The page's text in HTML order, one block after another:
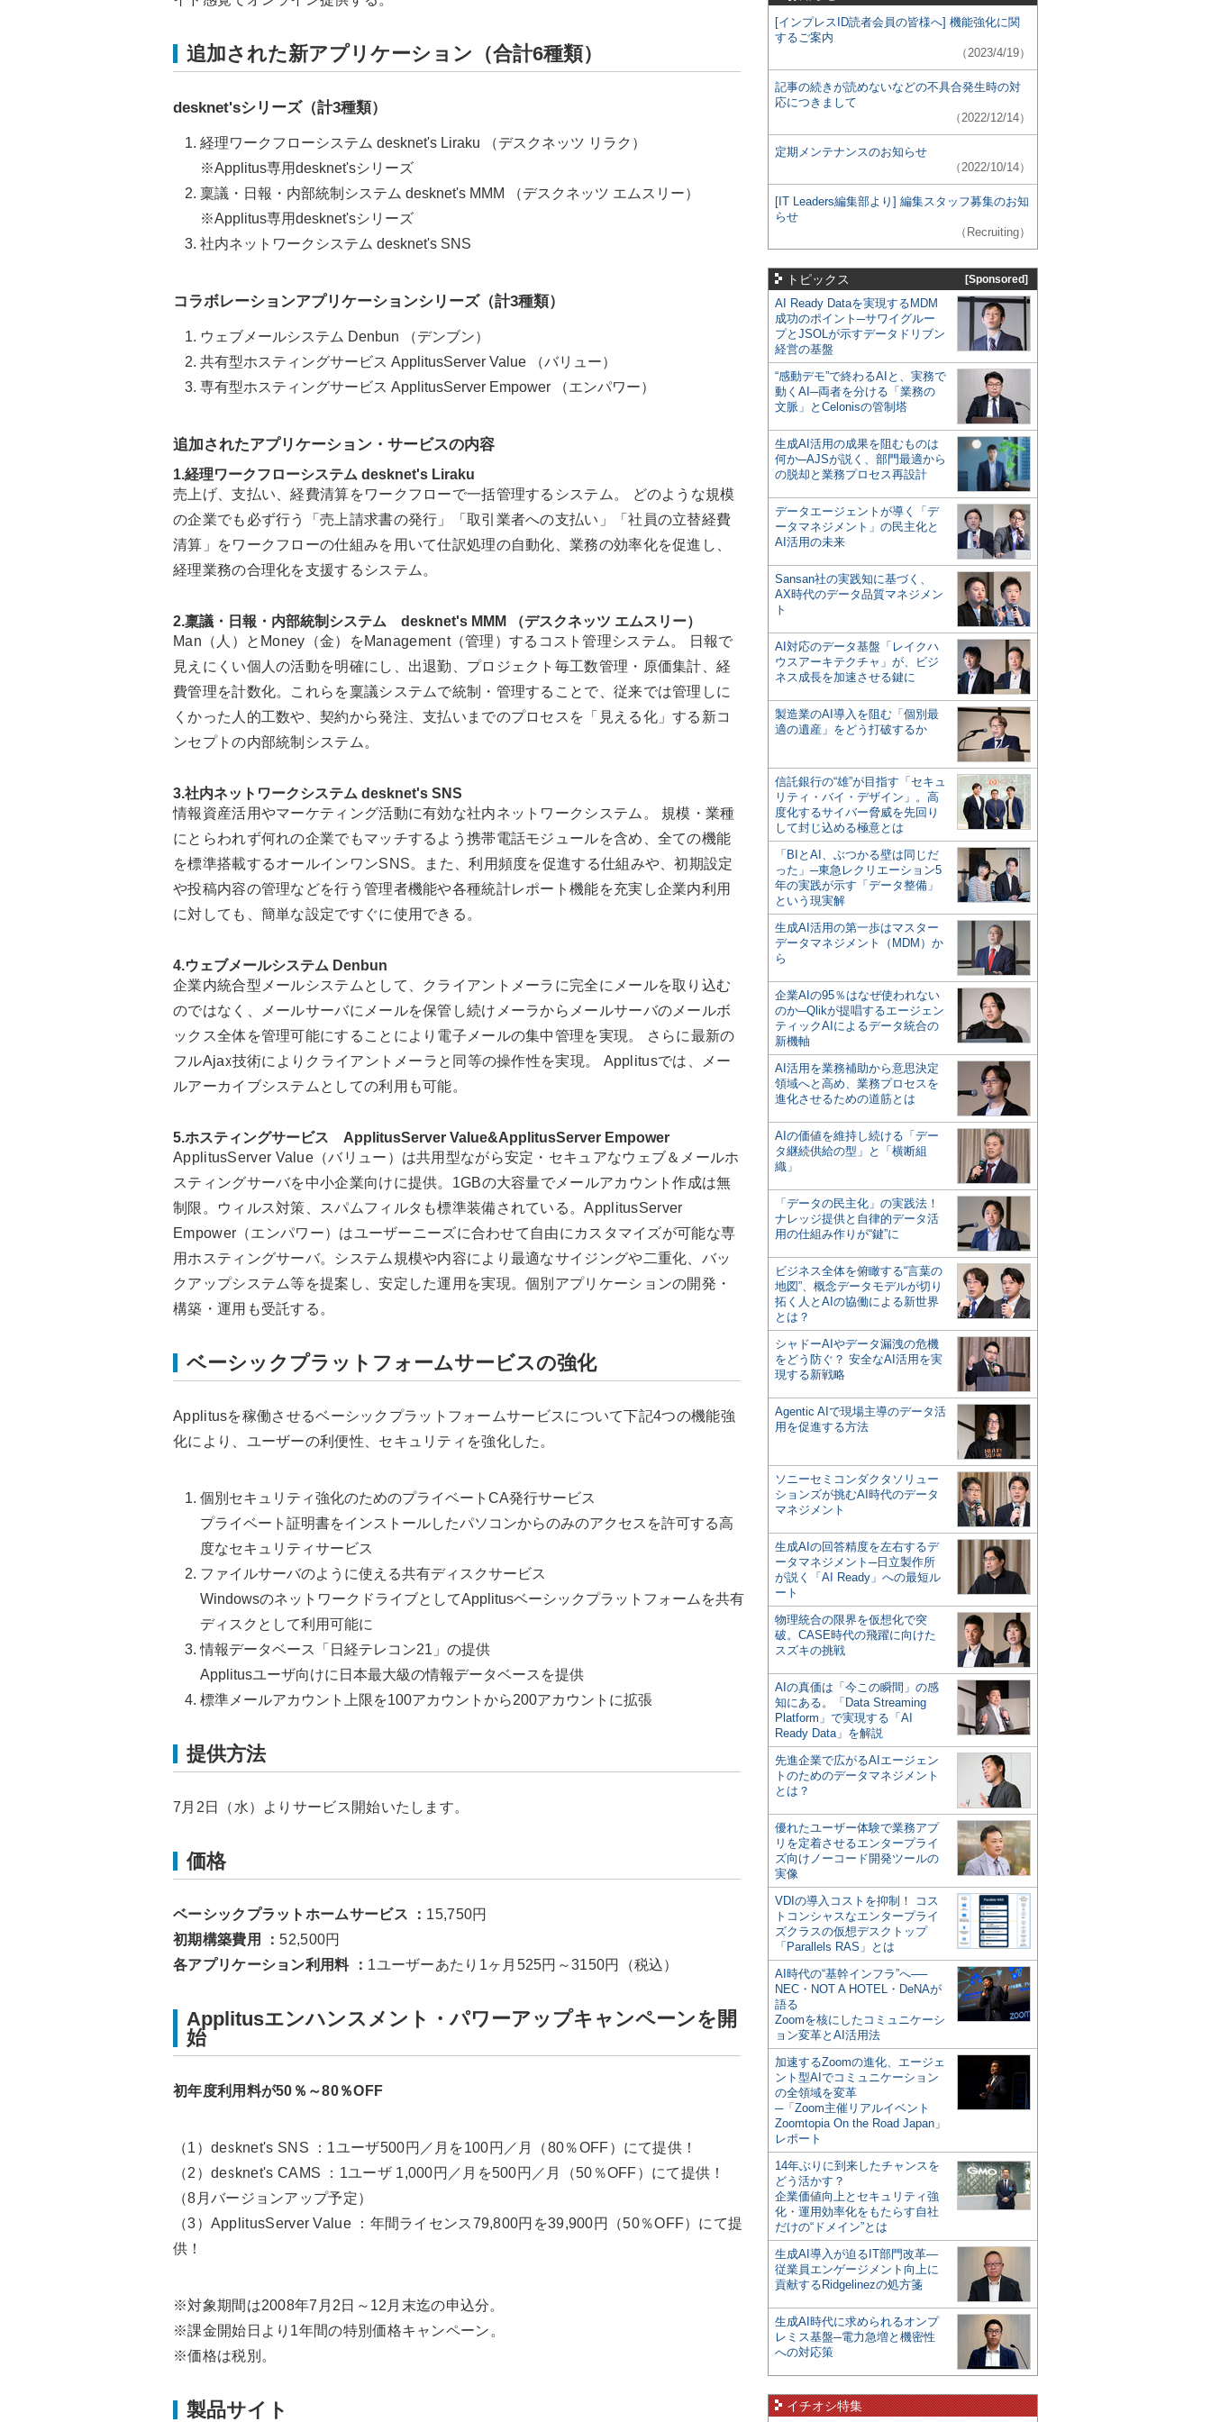
追加された新アプリケーション（合計6種類）
desknet'sシリーズ（計3種類）
経理ワークフローシステム desknet's Liraku （デスクネッツ リラク）
※Applitus専用desknet'sシリーズ
稟議・日報・内部統制システム desknet's MMM （デスクネッツ エムスリー）
※Applitus専用desknet'sシリーズ
社内ネットワークシステム desknet's SNS
コラボレーションアプリケーションシリーズ（計3種類）
ウェブメールシステム Denbun （デンブン）
共有型ホスティングサービス ApplitusServer Value （バリュー）
専有型ホスティングサービス ApplitusServer Empower （エンパワー）
追加されたアプリケーション・サービスの内容
1.経理ワークフローシステム desknet's Liraku
売上げ、支払い、経費清算をワークフローで一括管理するシステム。 どのような規模
の企業でも必ず行う「売上請求書の発行」「取引業者への支払い」「社員の立替経費
清算」をワークフローの仕組みを用いて仕訳処理の自動化、業務の効率化を促進し、
経理業務の合理化を支援するシステム。
2.稟議・日報・内部統制システム desknet's MMM （デスクネッツ エムスリー）
Man（人）とMoney（金）をManagement（管理）するコスト管理システム。 日報で
見えにくい個人の活動を明確にし、出退勤、プロジェクト毎工数管理・原価集計、経
費管理を計数化。これらを稟議システムで統制・管理することで、従来では管理しに
くかった人的工数や、契約から発注、支払いまでのプロセスを「見える化」する新コ
ンセプトの内部統制システム。
3.社内ネットワークシステム desknet's SNS
情報資産活用やマーケティング活動に有効な社内ネットワークシステム。 規模・業種
にとらわれず何れの企業でもマッチするよう携帯電話モジュールを含め、全ての機能
を標準搭載するオールインワンSNS。また、利用頻度を促進する仕組みや、初期設定
や投稿内容の管理などを行う管理者機能や各種統計レポート機能を充実し企業内利用
に対しても、簡単な設定ですぐに使用できる。
4.ウェブメールシステム Denbun
企業内統合型メールシステムとして、クライアントメーラに完全にメールを取り込む
のではなく、メールサーバにメールを保管し続けメーラからメールサーバのメールボ
ックス全体を管理可能にすることにより電子メールの集中管理を実現。 さらに最新の
フルAjax技術によりクライアントメーラと同等の操作性を実現。 Applitusでは、メー
ルアーカイブシステムとしての利用も可能。
5.ホスティングサービス ApplitusServer Value&ApplitusServer Empower
ApplitusServer Value（バリュー）は共用型ながら安定・セキュアなウェブ＆メールホ
スティングサーバを中小企業向けに提供。1GBの大容量でメールアカウント作成は無
制限。ウィルス対策、スパムフィルタも標準装備されている。ApplitusServer
Empower（エンパワー）はユーザーニーズに合わせて自由にカスタマイズが可能な専
用ホスティングサーバ。システム規模や内容により最適なサイジングや二重化、バッ
クアップシステム等を提案し、安定した運用を実現。個別アプリケーションの開発・
構築・運用も受託する。
ベーシックプラットフォームサービスの強化
Applitusを稼働させるベーシックプラットフォームサービスについて下記4つの機能強
化により、ユーザーの利便性、セキュリティを強化した。
個別セキュリティ強化のためのプライベートCA発行サービス
プライベート証明書をインストールしたパソコンからのみのアクセスを許可する高
度なセキュリティサービス
ファイルサーバのように使える共有ディスクサービス
WindowsのネットワークドライブとしてApplitusベーシックプラットフォームを共有
ディスクとして利用可能に
情報データベース「日経テレコン21」の提供
Applitusユーザ向けに日本最大級の情報データベースを提供
標準メールアカウント上限を100アカウントから200アカウントに拡張
提供方法
7月2日（水）よりサービス開始いたします。
価格
ベーシックプラットホームサービス ： 15,750円
初期構築費用 ：52,500円
各アプリケーション利用料 ： 1ユーザーあたり1ヶ月525円～3150円（税込）
Applitusエンハンスメント・パワーアップキャンペーンを開
始
初年度利用料が50％～80％OFF
（1）desknet's SNS ：1ユーザ500円／月を100円／月（80％OFF）にて提供！
（2）desknet's CAMS ：1ユーザ 1,000円／月を500円／月（50％OFF）にて提供！
（8月バージョンアップ予定）
（3）ApplitusServer Value ：年間ライセンス79,800円を39,900円（50％OFF）にて提
供！
※対象期間は2008年7月2日～12月末迄の申込分。
※課金開始日より1年間の特別価格キャンペーン。
※価格は税別。
製品サイト
[インプレスID読者会員の皆様へ] 機能強化に関
するご案内
（2023/4/19）
記事の続きが読めないなどの不具合発生時の対
応につきまして
（2022/12/14）
定期メンテナンスのお知らせ
（2022/10/14）
[IT Leaders編集部より] 編集スタッフ募集のお知
らせ
（Recruiting）
トピックス [Sponsored]
AI Ready Dataを実現するMDM
成功のポイント─サワイグルー
プとJSOLが示すデータドリブン
経営の基盤
“感動デモ”で終わるAIと、実務で
動くAI─両者を分ける「業務の
文脈」とCelonisの管制塔
生成AI活用の成果を阻むものは
何か─AJSが説く、部門最適から
の脱却と業務プロセス再設計
データエージェントが導く「デ
ータマネジメント」の民主化と
AI活用の未来
Sansan社の実践知に基づく、
AX時代のデータ品質マネジメン
ト
AI対応のデータ基盤「レイクハ
ウスアーキテクチャ」が、ビジ
ネス成長を加速させる鍵に
製造業のAI導入を阻む「個別最
適の遺産」をどう打破するか
信託銀行の“雄”が目指す「セキュ
リティ・バイ・デザイン」。高
度化するサイバー脅威を先回り
して封じ込める極意とは
「BIとAI、ぶつかる壁は同じだ
った」─東急レクリエーション5
年の実践が示す「データ整備」
という現実解
生成AI活用の第一歩はマスター
データマネジメント（MDM）か
ら
企業AIの95％はなぜ使われない
のか─Qlikが提唱するエージェン
ティックAIによるデータ統合の
新機軸
AI活用を業務補助から意思決定
領域へと高め、業務プロセスを
進化させるための道筋とは
AIの価値を維持し続ける「デー
タ継続供給の型」と「横断組
織」
「データの民主化」の実践法！
ナレッジ提供と自律的データ活
用の仕組み作りが“鍵”に
ビジネス全体を俯瞰する“言葉の
地図”、概念データモデルが切り
拓く人とAIの協働による新世界
とは？
シャドーAIやデータ漏洩の危機
をどう防ぐ？ 安全なAI活用を実
現する新戦略
Agentic AIで現場主導のデータ活
用を促進する方法
ソニーセミコンダクタソリュー
ションズが挑むAI時代のデータ
マネジメント
生成AIの回答精度を左右するデ
ータマネジメント─日立製作所
が説く「AI Ready」への最短ル
ート
物理統合の限界を仮想化で突
破。CASE時代の飛躍に向けた
スズキの挑戦
AIの真価は「今この瞬間」の感
知にある。「Data Streaming
Platform」で実現する「AI
Ready Data」を解説
先進企業で広がるAIエージェン
トのためのデータマネジメント
とは？
優れたユーザー体験で業務アプ
リを定着させるエンタープライ
ズ向けノーコード開発ツールの
実像
VDIの導入コストを抑制！ コス
トコンシャスなエンタープライ
ズクラスの仮想デスクトップ
「Parallels RAS」とは
AI時代の“基幹インフラ”へ──
NEC・NOT A HOTEL・DeNAが
語る
Zoomを核にしたコミュニケーシ
ョン変革とAI活用法
加速するZoomの進化、エージェ
ント型AIでコミュニケーション
の全領域を変革
─「Zoom主催リアルイベント
Zoomtopia On the Road Japan」
レポート
14年ぶりに到来したチャンスを
どう活かす？
企業価値向上とセキュリティ強
化・運用効率化をもたらす自社
だけの“ドメイン”とは
生成AI導入が迫るIT部門改革―
従業員エンゲージメント向上に
貢献するRidgelinezの処方箋
生成AI時代に求められるオンプ
レミス基盤─電力急増と機密性
への対応策
イチオシ特集